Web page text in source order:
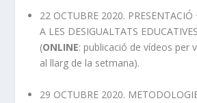
22 OCTUBRE 2020.
A LES DESIGUALTATS EDUCATIVES
(ONLINE: publicació de vídeos per
al llarg de la setmana).
29 OCTUBRE 2020.